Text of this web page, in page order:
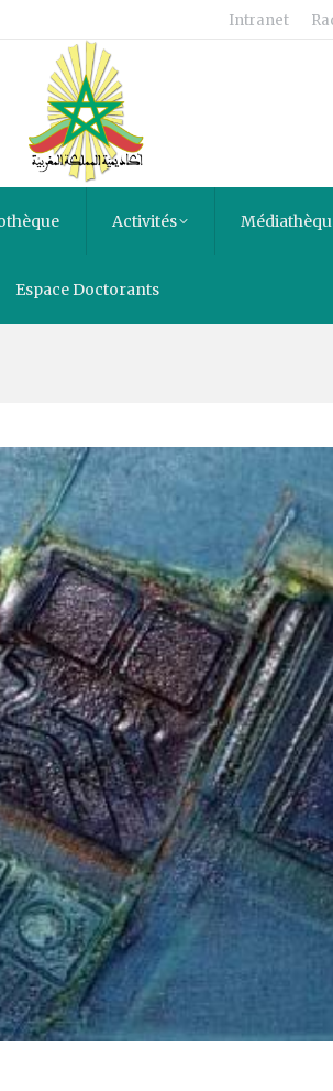
Intranet
Activités
Espace Doctorants